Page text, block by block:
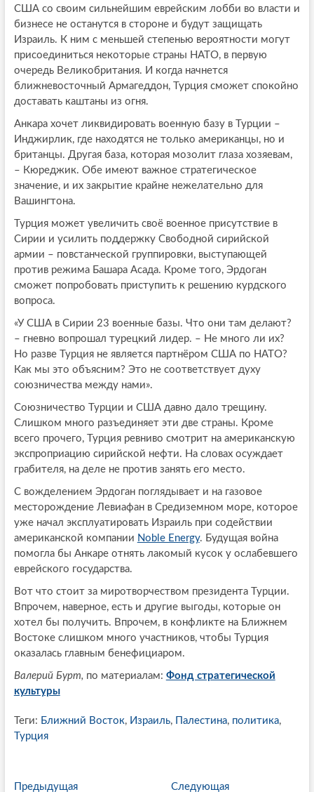
США со своим сильнейшим еврейским лобби во власти и
бизнесе не останутся в стороне и будут защищать
Израиль. К ним с меньшей степенью вероятности могут
присоединиться некоторые страны НАТО, в первую
очередь Великобритания. И когда начнется
ближневосточный Армагеддон, Турция сможет спокойно
доставать каштаны из огня.
Анкара хочет ликвидировать военную базу в Турции –
Инджирлик, где находятся не только американцы, но и
британцы. Другая база, которая мозолит глаза хозяевам,
– Кюреджик. Обе имеют важное стратегическое
значение, и их закрытие крайне нежелательно для
Вашингтона.
Турция может увеличить своё военное присутствие в
Сирии и усилить поддержку Свободной сирийской
армии – повстанческой группировки, выступающей
против режима Башара Асада. Кроме того, Эрдоган
сможет попробовать приступить к решению курдского
вопроса.
«У США в Сирии 23 военные базы. Что они там делают?
– гневно вопрошал турецкий лидер. – Не много ли их?
Но разве Турция не является партнёром США по НАТО?
Как мы это объясним? Это не соответствует духу
союзничества между нами».
Союзничество Турции и США давно дало трещину.
Слишком много разъединяет эти две страны. Кроме
всего прочего, Турция ревниво смотрит на американскую
экспроприацию сирийской нефти. На словах осуждает
грабителя, на деле не против занять его место.
С вожделением Эрдоган поглядывает и на газовое
месторождение Левиафан в Средиземном море, которое
уже начал эксплуатировать Израиль при содействии
американской компании Noble Energy. Будущая война
помогла бы Анкаре отнять лакомый кусок у ослабевшего
еврейского государства.
Вот что стоит за миротворчеством президента Турции.
Впрочем, наверное, есть и другие выгоды, которые он
хотел бы получить. Впрочем, в конфликте на Ближнем
Востоке слишком много участников, чтобы Турция
оказалась главным бенефициаром.
Валерий Бурт, по материалам: Фонд стратегической
культуры
Теги: Ближний Восток, Израиль, Палестина, политика,
Турция
ПредыдущаяП
Следующая